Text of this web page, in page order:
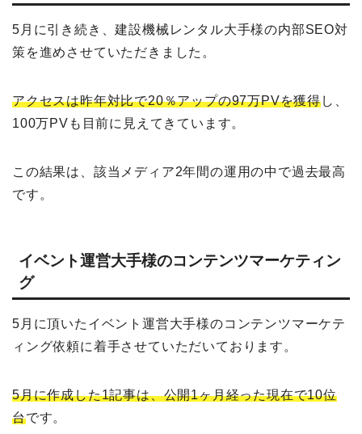
5月に引き続き、建設機械レンタル大手様の内部SEO対
策を進めさせていただきました。
アクセスは昨年対比で20％アップの97万PVを獲得し、
100万PVも目前に見えてきています。
この結果は、該当メディア2年間の運用の中で過去最高
です。
イベント運営大手様のコンテンツマーケティン
グ
5月に頂いたイベント運営大手様のコンテンツマーケテ
ィング依頼に着手させていただいております。
5月に作成した1記事は、公開1ヶ月経った現在で10位
台です。